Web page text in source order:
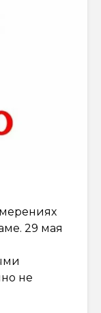
29 мая
не